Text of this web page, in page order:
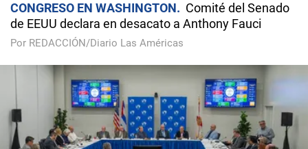
CONGRESO EN WASHINGTON
Comité del Senado
de EEUU declara en desacato a Anthony Fauci
Por REDACCIÓN/Diario Las Américas